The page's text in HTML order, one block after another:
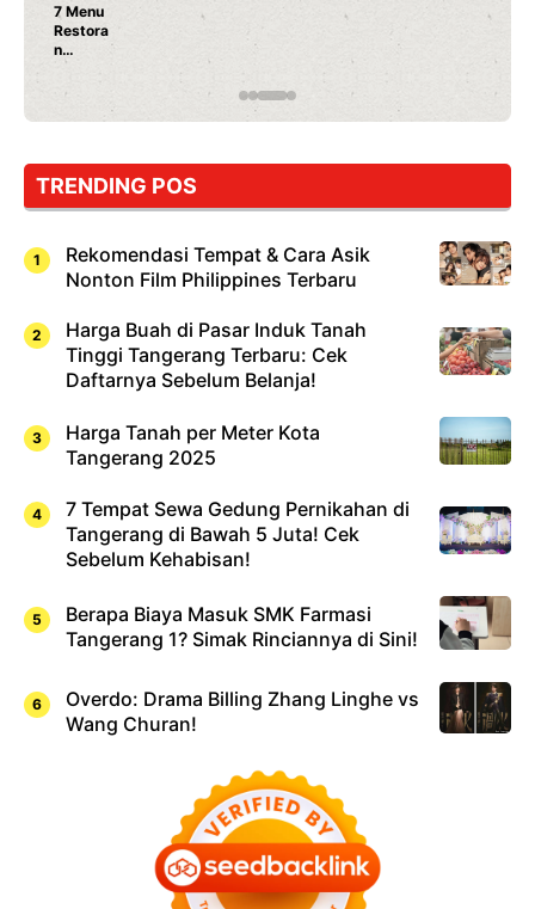
7 Menu
Restora
n
Jepang
yang
Dicoba,
Cuma
Sushi!
TRENDING POS
Rekomendasi Tempat & Cara Asik
Nonton Film Philippines Terbaru
Harga Buah di Pasar Induk Tanah
Tinggi Tangerang Terbaru: Cek
Daftarnya Sebelum Belanja!
Harga Tanah per Meter Kota
Tangerang 2025
7 Tempat Sewa Gedung Pernikahan di
Tangerang di Bawah 5 Juta! Cek
Sebelum Kehabisan!
Berapa Biaya Masuk SMK Farmasi
Tangerang 1? Simak Rinciannya di Sini!
Overdo: Drama Billing Zhang Linghe vs
Wang Churan!